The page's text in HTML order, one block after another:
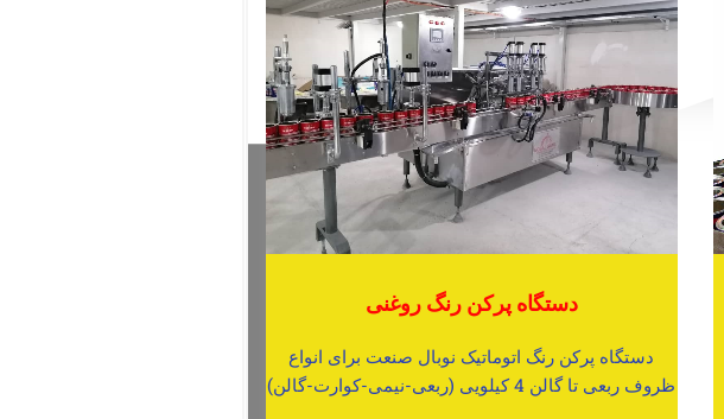
دستگاه پرکن رنگ روغنی
دستگاه پرکن رنگ اتوماتیک نوبال صنعت برای انواع
ظروف ربعی تا گالن 4 کیلویی (ربعی-نیمی-کوارت-گالن)